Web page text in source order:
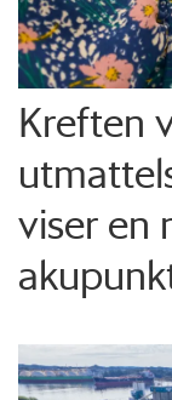
Kreften
viser en